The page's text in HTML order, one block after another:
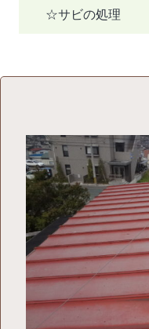
☆サビの処理